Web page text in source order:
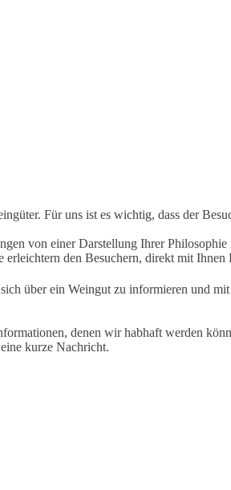
Für uns ist es wichtig, dass der
von einer Darstellung Ihrer
den Besuchern, direkt mit Ihnen
über ein Weingut zu informieren und
denen wir habhaft werden
kurze Nachricht.